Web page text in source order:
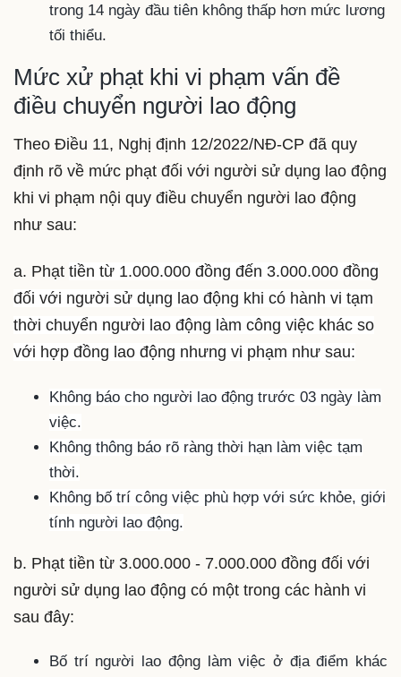
trong 14 ngày đầu tiên không thấp hơn mức lương
tối thiểu.
Mức xử phạt khi vi phạm vấn đề
điều chuyển người lao động
Theo Điều 11, Nghị định 12/2022/NĐ-CP đã quy
định rõ về mức phạt đối với người sử dụng lao động
khi vi phạm nội quy điều chuyển người lao động
như sau:
a. Phạt tiền từ 1.000.000 đồng đến 3.000.000 đồng
đối với người sử dụng lao động khi có hành vi tạm
thời chuyển người lao động làm công việc khác so
với hợp đồng lao động nhưng vi phạm như sau:
Không báo cho người lao động trước 03 ngày làm
việc.
Không thông báo rõ ràng thời hạn làm việc tạm
thời.
Không bố trí công việc phù hợp với sức khỏe, giới
tính người lao động.
b. Phạt tiền từ 3.000.000 - 7.000.000 đồng đối với
người sử dụng lao động có một trong các hành vi
sau đây:
Bố trí người lao động làm việc ở địa điểm khác